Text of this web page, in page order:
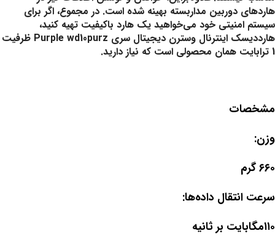
هاردهای دوربین مداربسته بهینه شده است. در مجموع، اگر برای
سیستم امنیتی خود می‌خواهید یک هارد باکیفیت تهیه کنید،
هارددیسک اینترنال وسترن دیجیتال سری Purple wd10purz ظرفیت
1 ترابایت همان محصولی است که نیاز دارید.
مشخصات
وزن:
۶۶۰ گرم
سرعت انتقال داده‌ها:
۱۱۰مگابایت بر ثانیه